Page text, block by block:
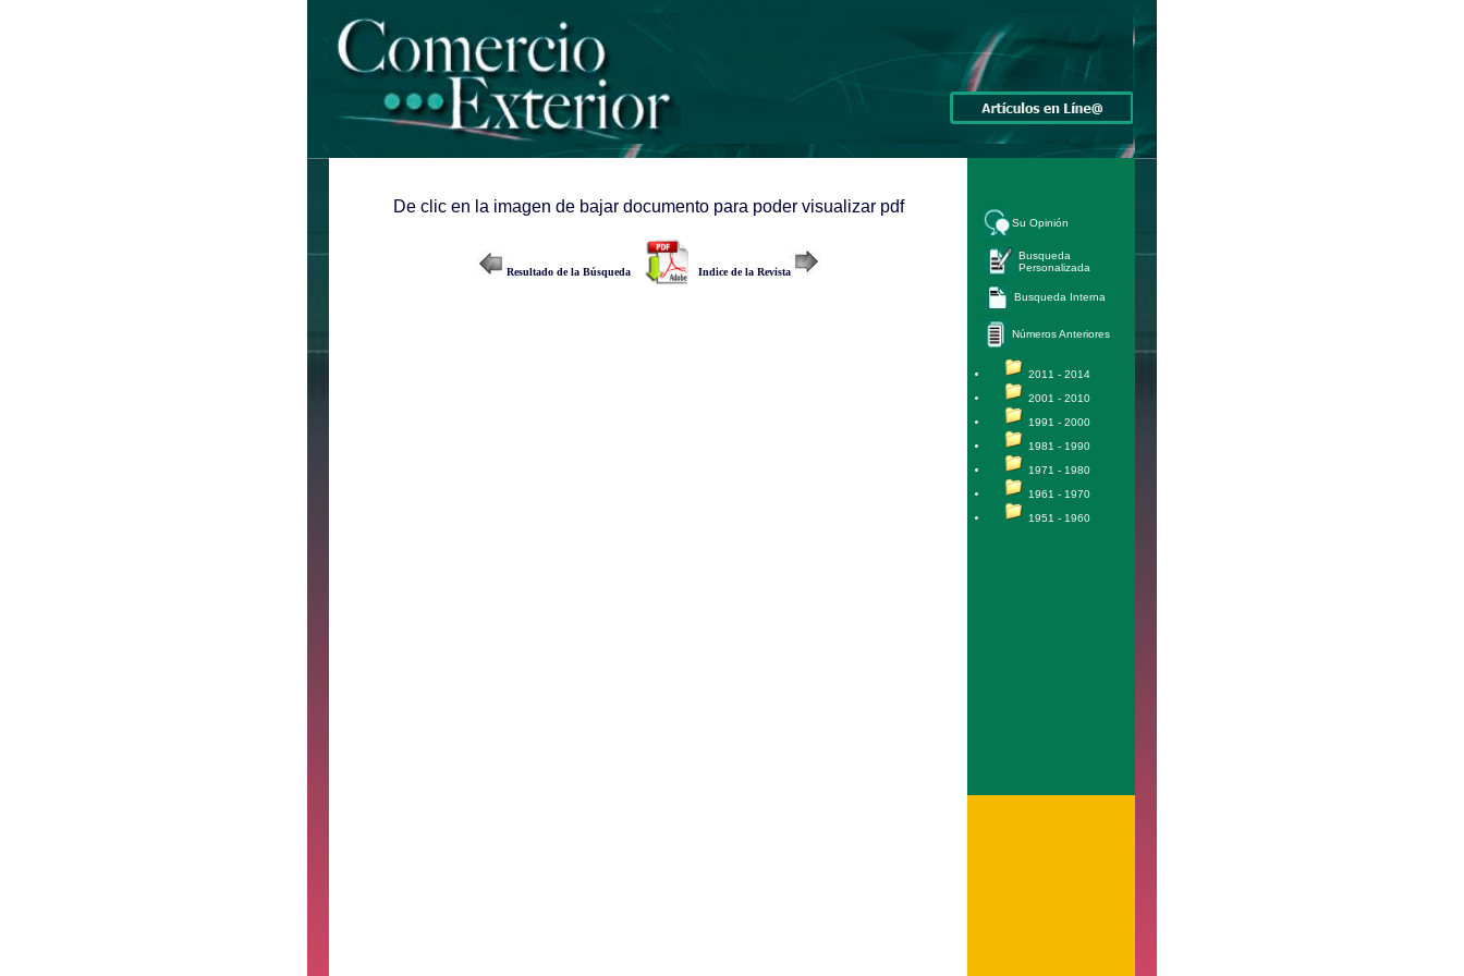
De clic en la imagen de bajar documento para poder visualizar pdf
Resultado de la Búsqueda Indice de la Revista
Su Opinión
Busqueda
Personalizada
Busqueda Interna
Números Anteriores
2011 - 2014
2001 - 2010
1991 - 2000
1981 - 1990
1971 - 1980
1961 - 1970
1951 - 1960